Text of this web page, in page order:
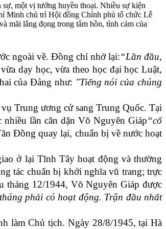
một vị tướng huyền thoại. Nhiều sự kiện
Minh chủ trì Hội đồng Chính phủ tổ chức Lễ
mãi lắng đọng trong tâm hồn, tình cảm của
ngoài về. Đồng chí nhớ lại:“Lần đầu,
vừa dạyhọc, vừa theo học đại học Luật,
của Đảng như: "Tiếng nói của chúng
Trung ương cử sang Trung Quốc. Tại
lần căn dặn Võ Nguyên Giáp“cố
Đồng quay lại, chuẩn bị về nước hoạt
ở lại Tĩnh Tây hoạt động và thường
tác chuẩn bị khởi nghĩa vũ trang; trực
tháng 12/1944, Võ Nguyên Giáp được
phải có hoạt động. Trận đầu nhất
làm Chủ tịch. Ngày 28/8/1945, tại Hà